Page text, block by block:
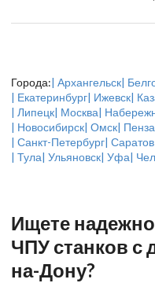
Города:| Архангельск|
| Екатеринбург| Ижевск|
| Липецк| Москва|
| Новосибирск| Омск| Пенза
| Санкт-Петербург| Саратов
| Тула| Ульяновск| Уфа|
Ищете
ЧПУ станков с
на-Дону?